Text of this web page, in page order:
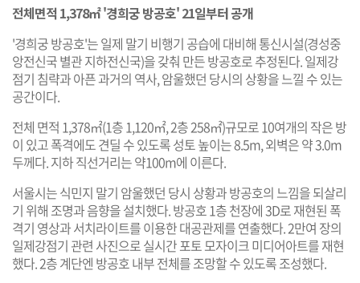
전체면적 1,378㎡ '경희궁 방공호' 21일부터 공개
'경희궁 방공호'는 일제 말기 비행기 공습에 대비해 통신시설(경성중
앙전신국 별관 지하전신국)을 갖춰 만든 방공호로 추정된다. 일제강
점기 침략과 아픈 과거의 역사, 암울했던 당시의 상황을 느낄 수 있는
공간이다.
전체 면적 1,378㎡(1층 1,120㎡, 2층 258㎡)규모로 10여개의 작은 방
이 있고 폭격에도 견딜 수 있도록 성토 높이는 8.5m, 외벽은 약 3.0m
두께다. 지하 직선거리는 약100m에 이른다.
서울시는 식민지 말기 암울했던 당시 상황과 방공호의 느낌을 되살리
기 위해 조명과 음향을 설치했다. 방공호 1층 천장에 3D로 재현된 폭
격기 영상과 서치라이트를 이용한 대공관제를 연출했다. 2만여 장의
일제강점기 관련 사진으로 실시간 포토 모자이크 미디어아트를 재현
했다. 2층 계단엔 방공호 내부 전체를 조망할 수 있도록 조성했다.